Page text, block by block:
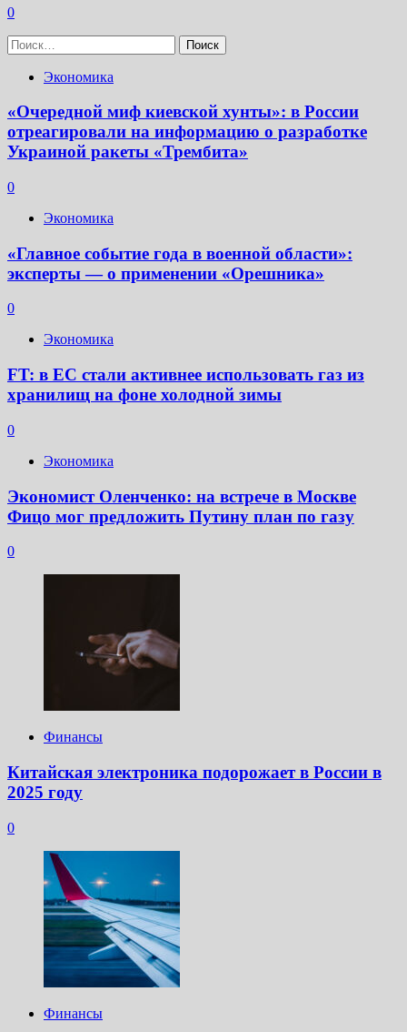
0
Найти:
Экономика
«Очередной миф киевской хунты»: в России
отреагировали на информацию о разработке
Украиной ракеты «Трембита»
0
Экономика
«Главное событие года в военной области»:
эксперты — о применении «Орешника»
0
Экономика
FT: в ЕС стали активнее использовать газ из
хранилищ на фоне холодной зимы
0
Экономика
Экономист Оленченко: на встрече в Москве
Фицо мог предложить Путину план по газу
0
Финансы
Китайская электроника подорожает в России в
2025 году
0
Финансы